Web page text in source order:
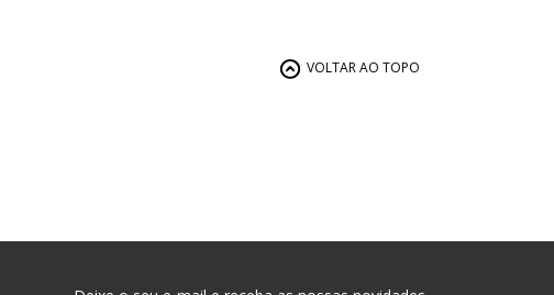
VOLTAR AO TOPO